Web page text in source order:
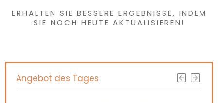
ERHALTEN SIE BESSERE ERGEBNISSE, INDEM
SIE NOCH HEUTE AKTUALISIEREN!
Angebot des Tages